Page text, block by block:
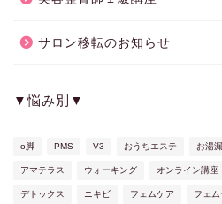
サロン移転のお知らせ
▼悩み別▼
o脚 PMS V3 おうちエステ お湯
アマテラス ウォーキング オンライン講座
デトックス ニキビ フェムケア フェム